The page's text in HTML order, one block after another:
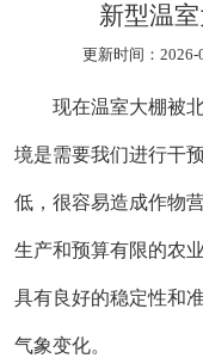
新型温
更新时间：
现在温室大棚被
境是需要我们进行干
低，很容易造成作物
生产和预算有限的农
具有良好的稳定性和
气象变化。